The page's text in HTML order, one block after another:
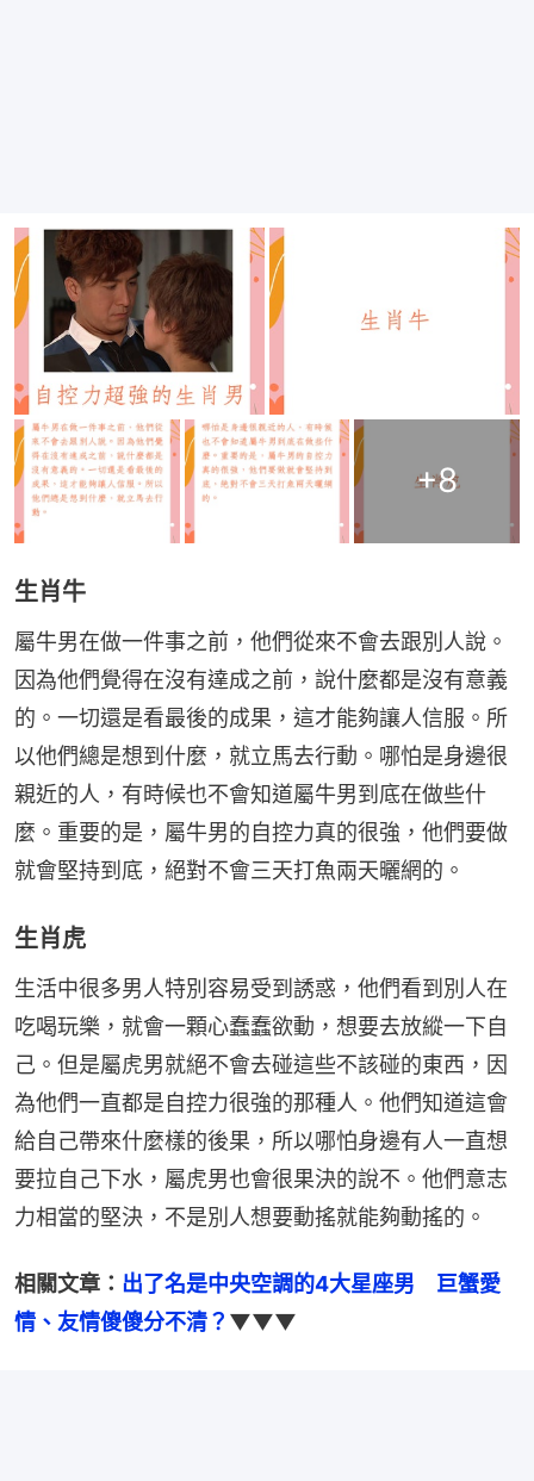
+8
生肖牛
屬牛男在做一件事之前，他們從來不會去跟別人說。
因為他們覺得在沒有達成之前，說什麼都是沒有意義
的。一切還是看最後的成果，這才能夠讓人信服。所
以他們總是想到什麼，就立馬去行動。哪怕是身邊很
親近的人，有時候也不會知道屬牛男到底在做些什
麼。重要的是，屬牛男的自控力真的很強，他們要做
就會堅持到底，絕對不會三天打魚兩天曬網的。
生肖虎
生活中很多男人特別容易受到誘惑，他們看到別人在
吃喝玩樂，就會一顆心蠢蠢欲動，想要去放縱一下自
己。但是屬虎男就絕不會去碰這些不該碰的東西，因
為他們一直都是自控力很強的那種人。他們知道這會
給自己帶來什麼樣的後果，所以哪怕身邊有人一直想
要拉自己下水，屬虎男也會很果決的說不。他們意志
力相當的堅決，不是別人想要動搖就能夠動搖的。
相關文章： 出了名是中央空調的4大星座男　巨蟹愛
情、友情傻傻分不清？ ▼▼▼